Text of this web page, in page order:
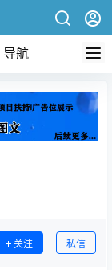
导航
关注 私信